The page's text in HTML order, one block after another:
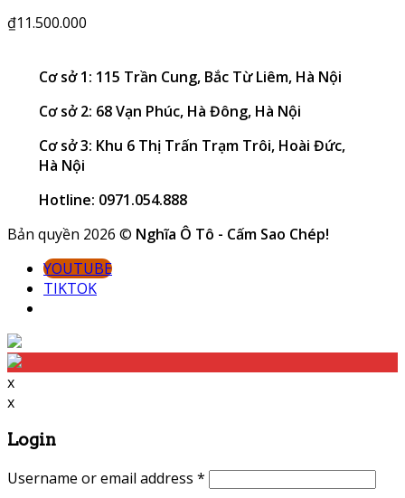
₫11.500.000
Cơ sở 1: 115 Trần Cung, Bắc Từ Liêm, Hà Nội
Cơ sở 2: 68 Vạn Phúc, Hà Đông, Hà Nội
Cơ sở 3: Khu 6 Thị Trấn Trạm Trôi, Hoài Đức,
Hà Nội
Hotline: 0971.054.888
Bản quyền 2026 © Nghĩa Ô Tô - Cấm Sao Chép!
YOUTUBE
TIKTOK
x
x
Login
Username or email address *